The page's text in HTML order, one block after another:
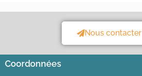
Nous contacter
Coordonnées